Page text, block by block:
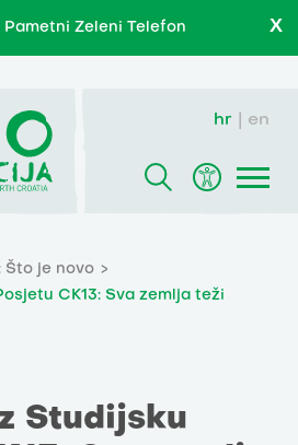
Pametni Zeleni Telefon X
hr en
Što je novo
CK13: Sva zemlja teži
Studijsku